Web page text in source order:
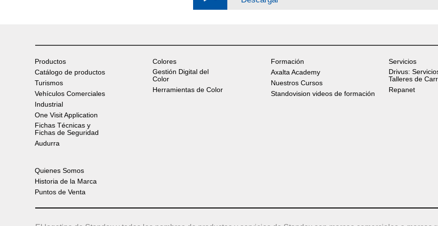
Productos
Catálogo de productos
Turismos
Vehículos Comerciales
Industrial
One Visit Application
Fichas Técnicas y
Fichas de Seguridad
Audurra
Colores
Gestión Digital del
Color
Herramientas de Color
Formación
Axalta Academy
Nuestros Cursos
Standovision videos de formación
Servicios
Drivus:
Talleres de
Repanet
Quienes Somos
Historia de la Marca
Puntos de Venta